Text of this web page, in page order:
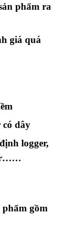
phẩm ra
giá quá
có dây
logger,
gồm